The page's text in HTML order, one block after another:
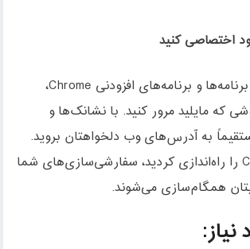
با طرح‌های زمینه، برنامه‌ها و برنامه‌های افزودنی Chrome،
که مایلید مرور کنید. با نشانک‌ها و
به آدرس‌های وب دلخواهتان بروید.
هنگامی که Chrome را راه‌اندازی کردید، سفارشی‌سازی‌های شما
همگام‌سازی می‌شوند.